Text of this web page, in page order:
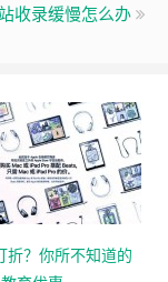
收录缓慢怎么办
折？你所不知道的